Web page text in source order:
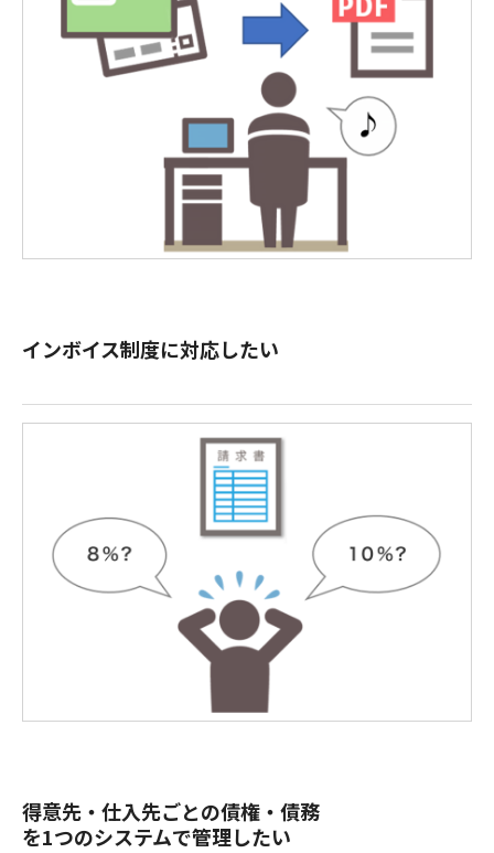
インボイス制度に対応したい
得意先・仕入先ごとの債権・債務
を1つのシステムで管理したい